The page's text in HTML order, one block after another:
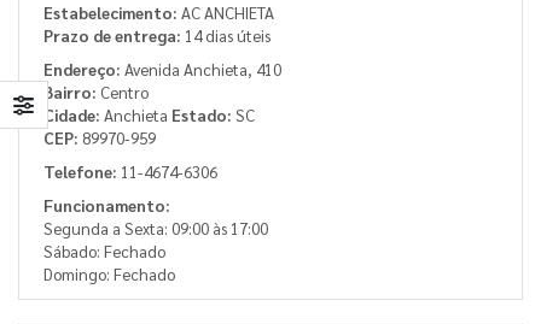
Estabelecimento: AC ANCHIETA
Prazo de entrega: 14 dias úteis
Endereço: Avenida Anchieta, 410
Bairro: Centro
Cidade: Anchieta Estado: SC
CEP: 89970-959
Telefone: 11-4674-6306
Funcionamento:
Segunda a Sexta: 09:00 às 17:00
Sábado: Fechado
Domingo: Fechado